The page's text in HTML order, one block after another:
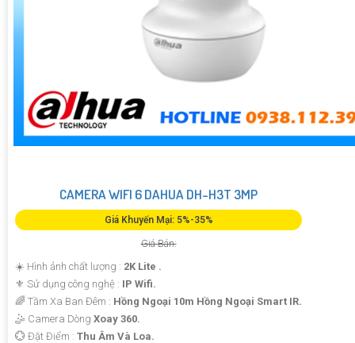
CAMERA WIFI 6 DAHUA DH-H3T 3MP
Giá Khuyến Mại: 5%-35%
Giá Bán:
☀️ Hình ảnh chất lượng : 2K Lite .
⚜️ Sử dụng công nghệ : IP Wifi.
🌈 Tầm Xa Ban Đêm : Hồng Ngoại 10m Hồng Ngoại Smart IR.
🤹 Camera Dòng Xoay 360.
️💮 Đặt Điểm : Thu Âm Và Loa.